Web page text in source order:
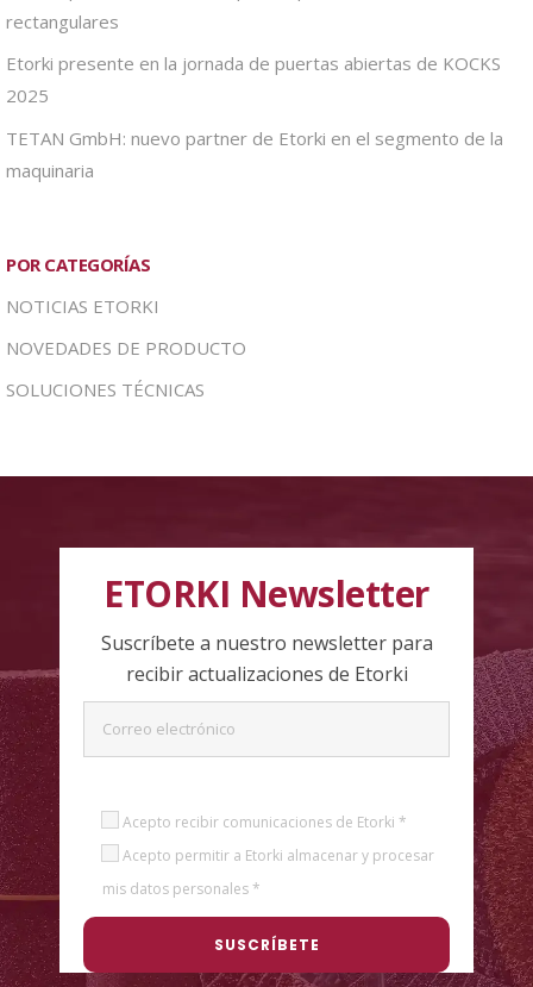
rectangulares
Etorki presente en la jornada de puertas abiertas de KOCKS
2025
TETAN GmbH: nuevo partner de Etorki en el segmento de la
maquinaria
POR CATEGORÍAS
NOTICIAS ETORKI
NOVEDADES DE PRODUCTO
SOLUCIONES TÉCNICAS
ETORKI Newsletter
Suscríbete a nuestro newsletter para
recibir actualizaciones de Etorki
Acepto recibir comunicaciones de Etorki *
Acepto permitir a Etorki almacenar y procesar
mis datos personales *